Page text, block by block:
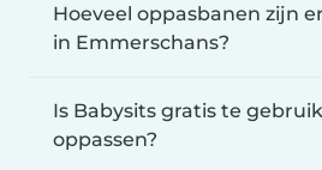
Hoeveel oppasbanen zijn
in Emmerschans?
Is Babysits gratis te
oppassen?